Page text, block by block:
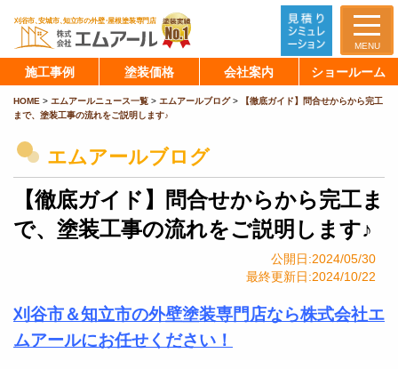
MENU
施工事例 塗装価格 会社案内 ショールーム
HOME > エムアールニュース一覧 > エムアールブログ>
【徹底ガイド】問合せからから完工
まで、塗装工事の流れをご説明します♪
エムアールブログ
【徹底ガイド】問合せからから完工ま
で、塗装工事の流れをご説明します♪
公開日:2024/05/30
最終更新日:2024/10/22
刈谷市＆知立市の外壁塗装専門店なら株式会社エ
ムアールにお任せください！